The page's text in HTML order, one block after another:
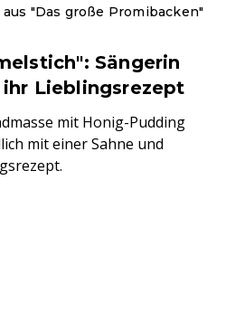
"Das große Promibacken"
Sängerin
Lieblingsrezept
mit Honig-Pudding
mit einer Sahne und